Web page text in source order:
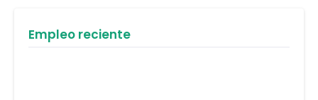
Empleo reciente